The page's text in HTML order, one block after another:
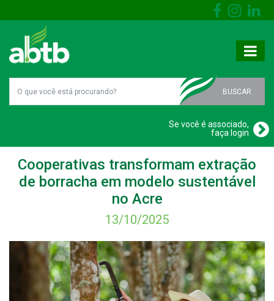
BUSCAR
Se você é associado,
faça login
Cooperativas transformam extração
de borracha em modelo sustentável
no Acre
13/10/2025